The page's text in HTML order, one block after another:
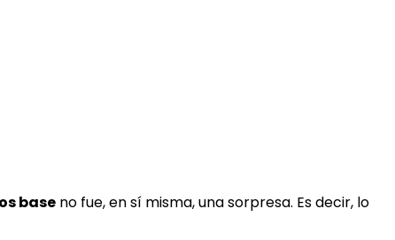
base no fue, en sí misma, una sorpresa. Es decir, lo